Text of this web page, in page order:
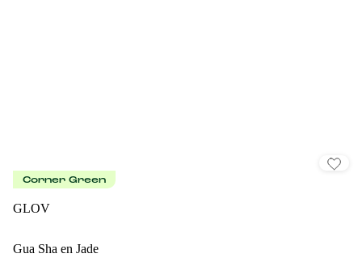
Corner Green
GLOV
Gua Sha en Jade